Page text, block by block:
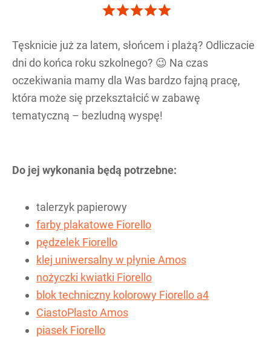
Tęsknicie już za latem, słońcem i plażą? Odliczacie
dni do końca roku szkolnego? 😉 Na czas
oczekiwania mamy dla Was bardzo fajną pracę,
która może się przekształcić w zabawę
tematyczną – bezludną wyspę!
Do jej wykonania będą potrzebne:
talerzyk papierowy
farby plakatowe Fiorello
pędzelek Fiorello
klej uniwersalny w płynie Amos
nożyczki kwiatki Fiorello
blok techniczny kolorowy Fiorello a4
CiastoPlasto Amos
piasek Fiorello